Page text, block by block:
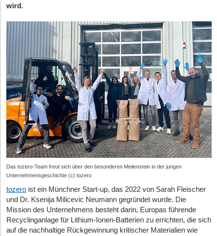
wird.
Das tozero-Team freut sich über den besonderen Meilenstein in der jungen
Unternehmensgeschichte (c) tozero
tozero ist ein Münchner Start-up, das 2022 von Sarah Fleischer
und Dr. Ksenija Milicevic Neumann gegründet wurde. Die
Mission des Unternehmens besteht darin, Europas führende
Recyclinganlage für Lithium-Ionen-Batterien zu errichten, die sich
auf die nachhaltige Rückgewinnung kritischer Materialien wie